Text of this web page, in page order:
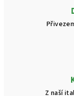
Z naší